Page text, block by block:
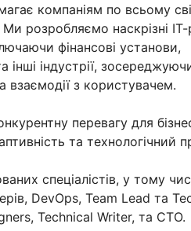
компаніям по всьому
розробляємо наскрізні ІТ-
фінансові установи,
інші індустрії,
взаємодії з користувачем.
перевагу для
та технологічний
спеціалістів, у тому
DevOps, Team Lead та
Technical Writer, та CTO.